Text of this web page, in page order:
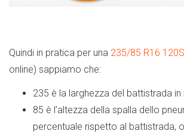
Quindi in pratica per una 235/85 R16 120S
online) sappiamo che:
235 è la larghezza del battistrada in
85 è l’altezza della spalla dello
percentuale rispetto al battistrada,